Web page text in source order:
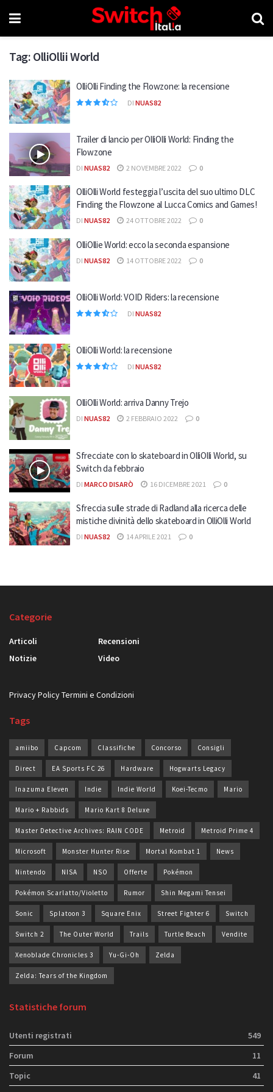
Tag: OlliOllii World
OlliOlli Finding the Flowzone: la recensione
DI NUAS82
Trailer di lancio per OlliOlli World: Finding the
Flowzone
DI NUAS82 2 NOVEMBRE 2022 0
OlliOlli World festeggia l’uscita del suo ultimo DLC
Finding the Flowzone al Lucca Comics and Games!
DI NUAS82 24 OTTOBRE 2022 0
OlliOllie World: ecco la seconda espansione
DI NUAS82 14 OTTOBRE 2022 0
OlliOlli World: VOID Riders: la recensione
DI NUAS82
OlliOlli World: la recensione
DI NUAS82
OlliOlli World: arriva Danny Trejo
DI NUAS82 2 FEBBRAIO 2022 0
Sfrecciate con lo skateboard in OlliOlli World, su
Switch da febbraio
DI MARCO DISARÒ 16 DICEMBRE 2021 0
Sfreccia sulle strade di Radland alla ricerca delle
mistiche divinità dello skateboard in OlliOlli World
DI NUAS82 14 APRILE 2021 0
Categorie
Articoli
Notizie
Recensioni
Video
Privacy PolicyTermini e Condizioni
Tags
amiibo Capcom Classifiche Concorso Consigli
Direct EA Sports FC 26 Hardware Hogwarts Legacy
Inazuma Eleven Indie Indie World Koei-Tecmo Mario
Mario + Rabbids Mario Kart 8 Deluxe
Master Detective Archives: RAIN CODE Metroid Metroid Prime 4
Microsoft Monster Hunter Rise Mortal Kombat 1 News
Nintendo NISA NSO Offerte Pokémon
Pokémon Scarlatto/Violetto Rumor Shin Megami Tensei
Sonic Splatoon 3 Square Enix Street Fighter 6 Switch
Switch 2 The Outer World Trails Turtle Beach Vendite
Xenoblade Chronicles 3 Yu-Gi-Oh Zelda
Zelda: Tears of the Kingdom
Statistiche forum
Utenti registrati
549
Forum
11
Topic
41